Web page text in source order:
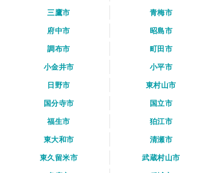
三鷹市
青梅市
府中市
昭島市
調布市
町田市
小金井市
小平市
日野市
東村山市
国分寺市
国立市
福生市
狛江市
東大和市
清瀬市
東久留米市
武蔵村山市